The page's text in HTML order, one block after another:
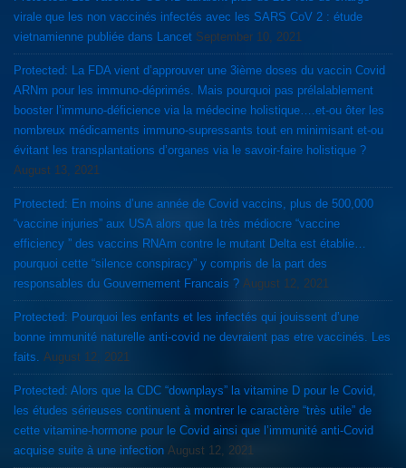
virale que les non vaccinés infectés avec les SARS CoV 2 : étude
vietnamienne publiée dans Lancet September 10, 2021
Protected: La FDA vient d’approuver une 3ième doses du vaccin Covid
ARNm pour les immuno-déprimés. Mais pourquoi pas prélalablement
booster l’immuno-déficience via la médecine holistique….et-ou ôter les
nombreux médicaments immuno-supressants tout en minimisant et-ou
évitant les transplantations d’organes via le savoir-faire holistique ?
August 13, 2021
Protected: En moins d’une année de Covid vaccins, plus de 500,000
“vaccine injuries” aux USA alors que la très médiocre “vaccine
efficiency ” des vaccins RNAm contre le mutant Delta est établie…
pourquoi cette “silence conspiracy” y compris de la part des
responsables du Gouvernement Francais ? August 12, 2021
Protected: Pourquoi les enfants et les infectés qui jouissent d’une
bonne immunité naturelle anti-covid ne devraient pas etre vaccinés. Les
faits.
August 12, 2021
Protected: Alors que la CDC “downplays” la vitamine D pour le Covid,
les études sérieuses continuent à montrer le caractère “très utile” de
cette vitamine-hormone pour le Covid ainsi que l’immunité anti-Covid
acquise suite à une infection August 12, 2021